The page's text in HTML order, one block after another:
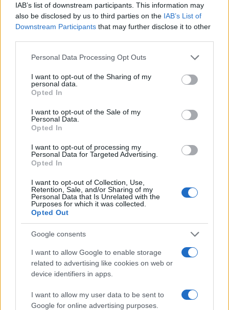
IAB’s list of downstream participants. This information may
also be disclosed by us to third parties on the IAB’s List of
Downstream Participants that may further disclose it to other
Please note that this website/app uses one or more Google
not limited to your visit or usage behaviour. You may click to
grant or deny consent to Google and its third-party tags to
use your data for below specified purposes in below Google
consent section.
Personal Data Processing Opt Outs
I want to opt-out of the Sharing of my
personal data.
Opted In
I want to opt-out of the Sale of my
Personal Data.
Opted In
I want to opt-out of processing my
Personal Data for Targeted Advertising.
Opted In
I want to opt-out of Collection, Use,
Retention, Sale, and/or Sharing of my
Personal Data that Is Unrelated with the
Purposes for which it was collected.
Opted Out
Google consents
I want to allow Google to enable storage
related to advertising like cookies on web or
device identifiers in apps.
I want to allow my user data to be sent to
Google for online advertising purposes.
daGoogle News
Condividi l'articolo
F
a
ce
b
o
o
k
w
it
te
r
n
re
st
h
s
A
p
h
re
Prossimo articolo
Le previsioni meteo per il weekend a Olbia e in
Gallura
Michelle Hunziker in Gallura, bella anche dal